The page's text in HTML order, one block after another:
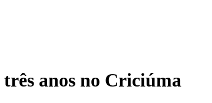
anos no Criciúma